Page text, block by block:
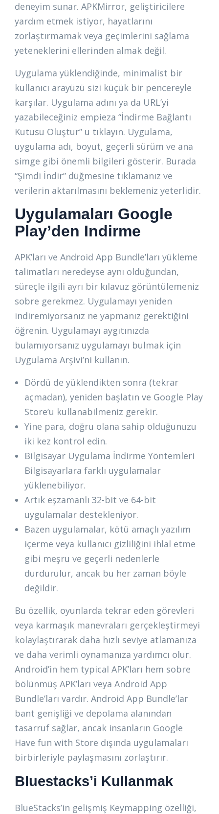
deneyim sunar. APKMirror, geliştiricilere
yardım etmek istiyor, hayatlarını
zorlaştırmamak veya geçimlerini sağlama
yeteneklerini ellerinden almak değil.
Uygulama yüklendiğinde, minimalist bir
kullanıcı arayüzü sizi küçük bir pencereyle
karşılar. Uygulama adını ya da URL’yi
yazabileceğiniz empieza “İndirme Bağlantı
Kutusu Oluştur” u tıklayın. Uygulama,
uygulama adı, boyut, geçerli sürüm ve ana
simge gibi önemli bilgileri gösterir. Burada
“Şimdi İndir” düğmesine tıklamanız ve
verilerin aktarılmasını beklemeniz yeterlidir.
Uygulamaları Google
Play’den Indirme
APK’ları ve Android App Bundle’ları yükleme
talimatları neredeyse aynı olduğundan,
süreçle ilgili ayrı bir kılavuz görüntülemeniz
sobre gerekmez. Uygulamayı yeniden
indiremiyorsanız ne yapmanız gerektiğini
öğrenin. Uygulamayı aygıtınızda
bulamıyorsanız uygulamayı bulmak için
Uygulama Arşivi’ni kullanın.
Dördü de yüklendikten sonra (tekrar
açmadan), yeniden başlatın ve Google Play
Store’u kullanabilmeniz gerekir.
Yine para, doğru olana sahip olduğunuzu
iki kez kontrol edin.
Bilgisayar Uygulama İndirme Yöntemleri
Bilgisayarlara farklı uygulamalar
yüklenebiliyor.
Artık eşzamanlı 32-bit ve 64-bit
uygulamalar destekleniyor.
Bazen uygulamalar, kötü amaçlı yazılım
içerme veya kullanıcı gizliliğini ihlal etme
gibi meşru ve geçerli nedenlerle
durdurulur, ancak bu her zaman böyle
değildir.
Bu özellik, oyunlarda tekrar eden görevleri
veya karmaşık manevraları gerçekleştirmeyi
kolaylaştırarak daha hızlı seviye atlamanıza
ve daha verimli oynamanıza yardımcı olur.
Android’in hem typical APK’ları hem sobre
bölünmüş APK’ları veya Android App
Bundle’ları vardır. Android App Bundle’lar
bant genişliği ve depolama alanından
tasarruf sağlar, ancak insanların Google
Have fun with Store dışında uygulamaları
birbirleriyle paylaşmasını zorlaştırır.
Bluestacks’i Kullanmak
BlueStacks’in gelişmiş Keymapping özelliği,